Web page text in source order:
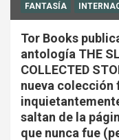
FANTASÍA
Tor Books
antología THE
COLLECTED
nueva
saltan de la
que nunca fue